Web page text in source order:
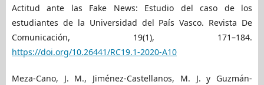
Actitud ante las Fake News: Estudio del caso de los
estudiantes de la Universidad del País Vasco. Revista De
Comunicación, 19(1), 171–184.
https://doi.org/10.26441/RC19.1-2020-A10
Meza-Cano, J. M., Jiménez-Castellanos, M. J. y Guzmán-